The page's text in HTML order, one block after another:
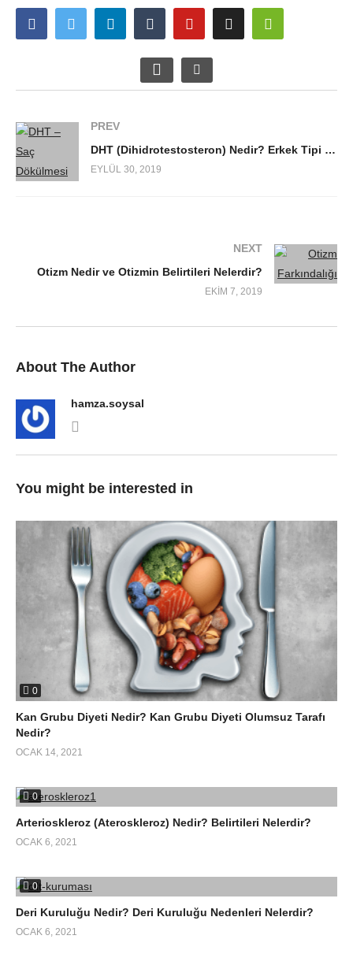
PREV
DHT (Dihidrotestosteron) Nedir? Erkek Tipi Saç Dökülmesi
EYLÜL 30, 2019
NEXT
Otizm Nedir ve Otizmin Belirtileri Nelerdir?
EKIM 7, 2019
About The Author
hamza.soysal
You might be interested in
0
Kan Grubu Diyeti Nedir? Kan Grubu Diyeti Olumsuz Tarafı
Nedir?
OCAK 14, 2021
0
Arterioskleroz (Ateroskleroz) Nedir? Belirtileri Nelerdir?
OCAK 6, 2021
0
Deri Kuruluğu Nedir? Deri Kuruluğu Nedenleri Nelerdir?
OCAK 6, 2021